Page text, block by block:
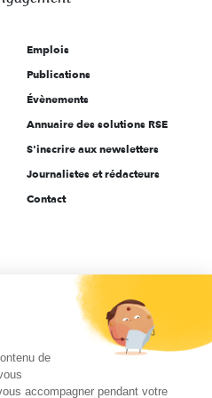
Emplois
Publications
Évènements
Annuaire des solutions RSE
S'inscrire aux newsletters
Journalistes et rédacteurs
Contact
de
accompagner pendant votre